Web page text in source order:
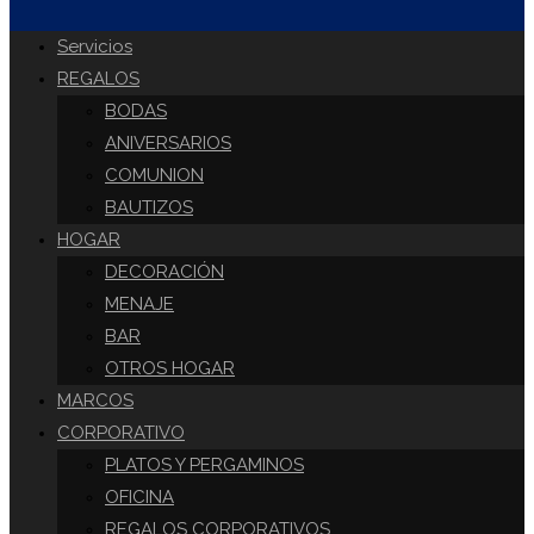
Servicios
REGALOS
BODAS
ANIVERSARIOS
COMUNION
BAUTIZOS
HOGAR
DECORACIÓN
MENAJE
BAR
OTROS HOGAR
MARCOS
CORPORATIVO
PLATOS Y PERGAMINOS
OFICINA
REGALOS CORPORATIVOS